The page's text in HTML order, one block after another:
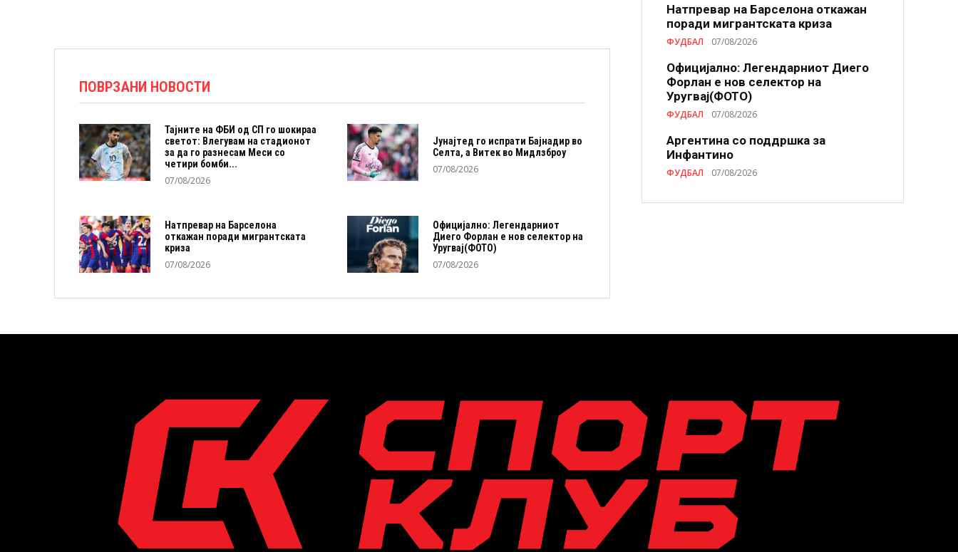
ПОВРЗАНИ НОВОСТИ
Тајните на ФБИ од СП го шокираа
светот: Влегувам на стадионот
за да го разнесам Меси со
четири бомби...
07/08/2026
Јунајтед го испрати Бајнадир во
Селта, а Витек во Мидлзброу
07/08/2026
Натпревар на Барселона
откажан поради мигрантската
криза
07/08/2026
Официјално: Легендарниот
Диего Форлан е нов селектор на
Уругвај(ФОТО)
07/08/2026
Натпревар на Барселона откажан
поради мигрантската криза
ФУДБАЛ 07/08/2026
Официјално: Легендарниот Диего
Форлан е нов селектор на
Уругвај(ФОТО)
ФУДБАЛ 07/08/2026
Аргентина со поддршка за
Инфантино
ФУДБАЛ 07/08/2026